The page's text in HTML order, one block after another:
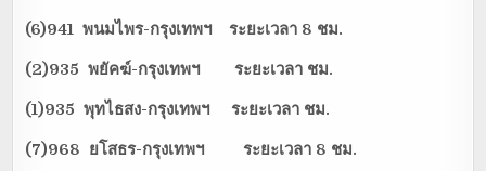
(6)941 พนมไพร-กรุงเทพฯ ระยะเวลา 8 ชม.
(2)935 พยัคฆ์-กรุงเทพฯ ระยะเวลา ชม.
(1)935 พุทไธสง-กรุงเทพฯ ระยะเวลา ชม.
(7)968 ยโสธร-กรุงเทพฯ ระยะเวลา 8 ชม.